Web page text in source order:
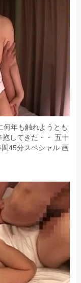
何年も触れようとも
抱してきた・・ 五十
45分スペシャル 画